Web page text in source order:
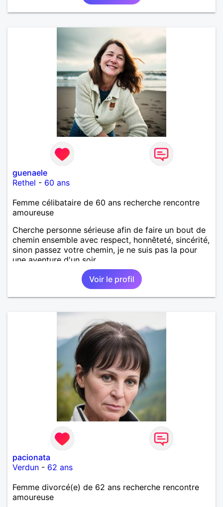
guenaele
Rethel - 60 ans
Femme célibataire de 60 ans recherche rencontre
amoureuse
Cherche personne sérieuse afin de faire un bout de
chemin ensemble avec respect, honnêteté, sincérité,
sinon passez votre chemin, je ne suis pas la pour
une aventure d'un soir..
Voir le profil
pacionata
Verdun - 62 ans
Femme divorcé(e) de 62 ans recherche rencontre
amoureuse